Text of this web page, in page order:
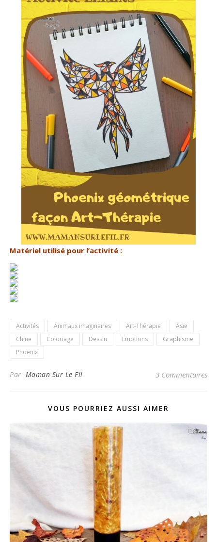
Matériel utilisé pour l’activité :
Activités Animaux imaginaires Art-Thérapie
Asie
Chine
Coloriage Dessin Emotions
Graphisme
Phoenix
Par Maman Sur Le Fil 3 Commentaires
VOUS POURRIEZ AUSSI AIMER